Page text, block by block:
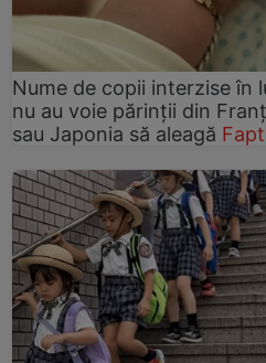
Nume de copii interzise în
nu au voie părinții din
sau Japonia să aleagă